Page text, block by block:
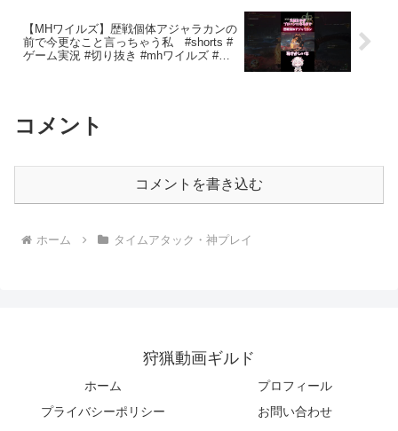
【MHワイルズ】歴戦個体アジャラカンの
前で今更なこと言っちゃう私 #shorts #
ゲーム実況 #切り抜き #mhワイルズ #参
コメント
コメントを書き込む
ホーム タイムアタック・神プレイ
狩猟動画ギルド
ホーム
プロフィール
プライバシーポリシー
お問い合わせ